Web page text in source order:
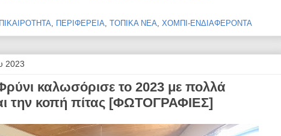
, ΠΕΡΙΦΕΡΕΙΑ, ΤΟΠΙΚΑ ΝΕΑ, ΧΟΜΠΙ-ΕΝΔΙΑΦΕΡΟΝΤΑ
2023
καλωσόρισε το 2023 με πολλά
την κοπή πίτας [ΦΩΤΟΓΡΑΦΙΕΣ]